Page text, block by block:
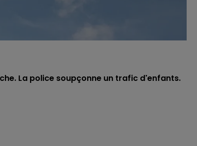
La police soupçonne un trafic d'enfants.